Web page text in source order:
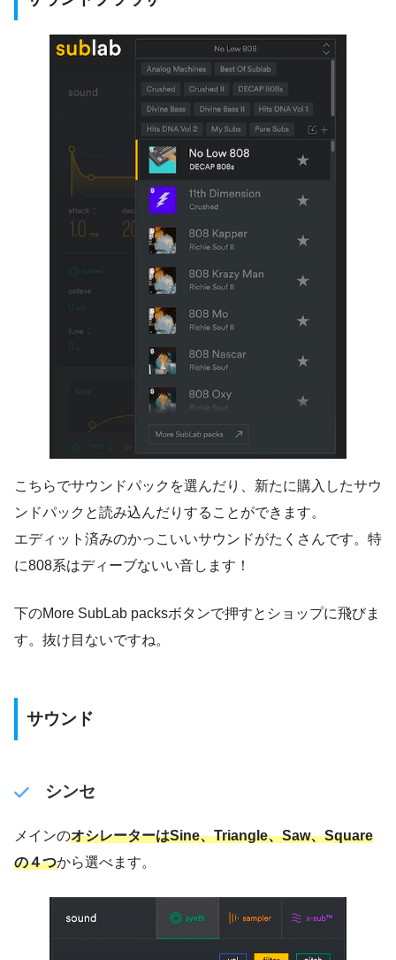
こちらでサウンドパックを選んだり、新たに購入したサウ
ンドパックと読み込んだりすることができます。
エディット済みのかっこいいサウンドがたくさんです。特
に808系はディーブないい音します！
下のMore SubLab packsボタンで押すとショップに飛びま
す。抜け目ないですね。
サウンド
シンセ
メインのオシレーターはSine、Triangle、Saw、Square
の４つから選べます。